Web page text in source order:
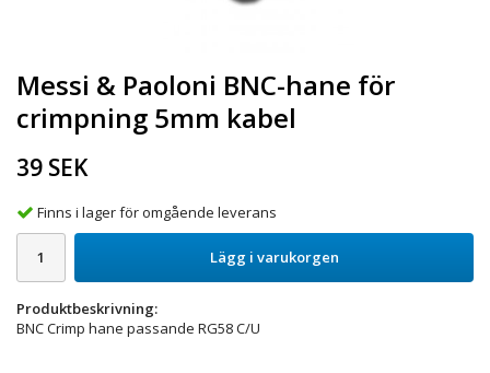
Messi & Paoloni BNC-hane för
crimpning 5mm kabel
39 SEK
Finns i lager för omgående leverans
Lägg i varukorgen
Produktbeskrivning:
BNC Crimp hane passande RG58 C/U